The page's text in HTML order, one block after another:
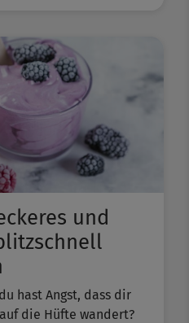
und
hast Angst, dass dir
die Hüfte wandert?